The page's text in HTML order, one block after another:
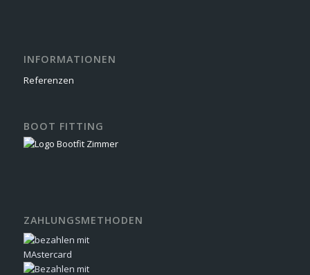
INFORMATIONEN
Referenzen
BOOT FITTING
ZAHLUNGSMETHODEN